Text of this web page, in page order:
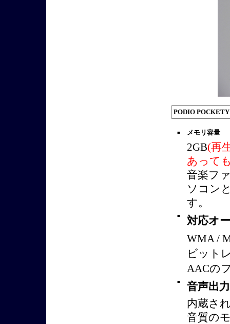
PODIO
■ メモリ容量
2GB(再
あって
音楽フ
ソコン
す。
■
対応オ
WMA /
ビット
AACの
■
音声出
内蔵さ
音質の